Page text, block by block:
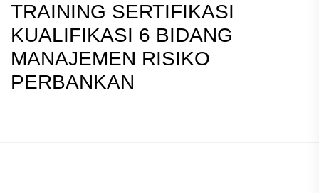
TRAINING SERTIFIKASI
KUALIFIKASI 6 BIDANG
MANAJEMEN RISIKO
PERBANKAN